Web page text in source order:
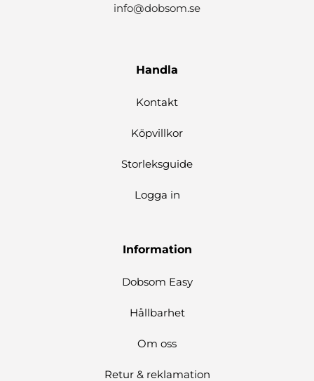
info@dobsom.se
Handla
Kontakt
Köpvillkor
Storleksguide
Logga in
Information
Dobsom Easy
Hållbarhet
Om oss
Retur & reklamation